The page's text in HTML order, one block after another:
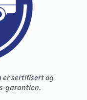
er sertifisert og
garantien.